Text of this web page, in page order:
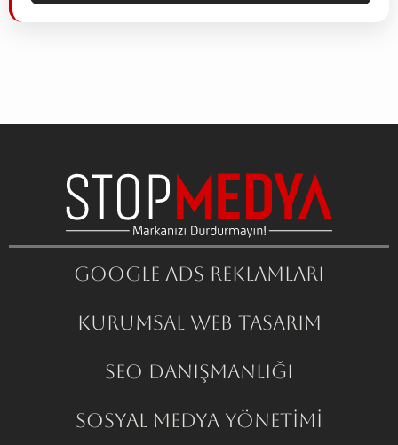
Google ADS Reklamları
Kurumsal Web Tasarım
SEO Danışmanlığı
Sosyal Medya Yönetimi